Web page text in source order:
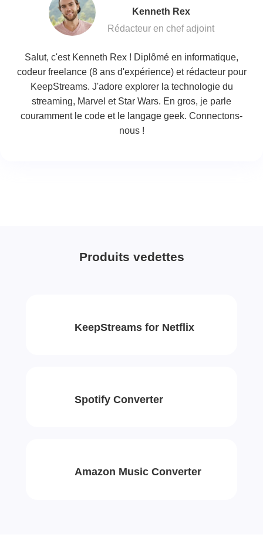
Kenneth Rex
Rédacteur en chef adjoint
Salut, c'est Kenneth Rex ! Diplômé en informatique,
codeur freelance (8 ans d'expérience) et rédacteur pour
KeepStreams. J'adore explorer la technologie du
streaming, Marvel et Star Wars. En gros, je parle
couramment le code et le langage geek. Connectons-
nous !
Produits vedettes
KeepStreams for Netflix
Spotify Converter
Amazon Music Converter